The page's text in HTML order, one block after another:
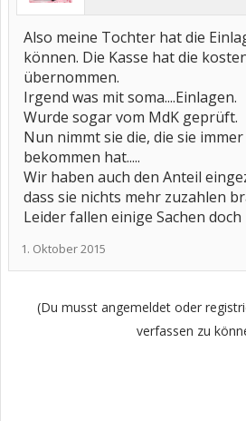
Also meine Tochter hat die
können. Die Kasse hat die
übernommen.
Irgend was mit soma....Einlagen.
Wurde sogar vom MdK geprüft.
Nun nimmt sie die, die sie
bekommen hat.....
Wir haben auch den Anteil
dass sie nichts mehr zuzahlen
Leider fallen einige Sachen doch
1. Oktober 2015
(Du musst angemeldet oder
verfassen zu